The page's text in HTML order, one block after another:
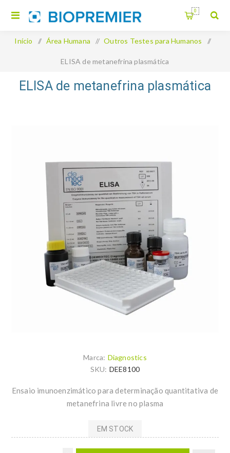
0
Início / Área Humana / Outros Testes para Humanos /
ELISA de metanefrina plasmática
ELISA de metanefrina plasmática
Marca: Diagnostics
SKU: DEE8100
Ensaio imunoenzimático para determinação quantitativa de
metanefrina livre no plasma
EM STOCK